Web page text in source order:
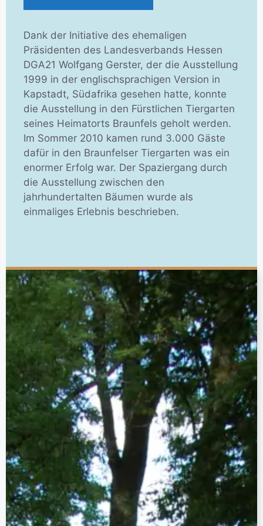
Dank der Initiative des ehemaligen
Präsidenten des Landesverbands Hessen
DGA21 Wolfgang Gerster, der die Ausstellung
1999 in der englischsprachigen Version in
Kapstadt, Südafrika gesehen hatte, konnte
die Ausstellung in den Fürstlichen Tiergarten
seines Heimatorts Braunfels geholt werden.
Im Sommer 2010 kamen rund 3.000 Gäste
dafür in den Braunfelser Tiergarten was ein
enormer Erfolg war. Der Spaziergang durch
die Ausstellung zwischen den
jahrhundertalten Bäumen wurde als
einmaliges Erlebnis beschrieben.